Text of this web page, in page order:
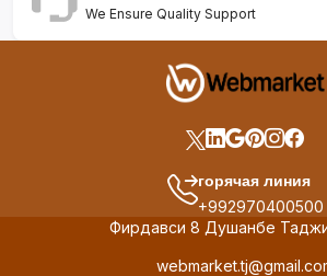
We Ensure Quality Support
горячая линия
+992970400500
Фирдавси 8 Душанбе